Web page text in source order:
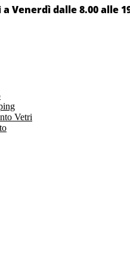
Venerdì dalle 8.00 alle
Vetri